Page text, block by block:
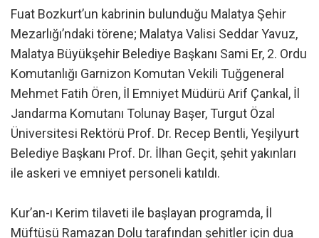
Fuat Bozkurt’un kabrinin bulunduğu Malatya Şehir
Mezarlığı’ndaki törene; Malatya Valisi Seddar Yavuz,
Malatya Büyükşehir Belediye Başkanı Sami Er, 2. Ordu
Komutanlığı Garnizon Komutan Vekili Tuğgeneral
Mehmet Fatih Ören, İl Emniyet Müdürü Arif Çankal, İl
Jandarma Komutanı Tolunay Başer, Turgut Özal
Üniversitesi Rektörü Prof. Dr. Recep Bentli, Yeşilyurt
Belediye Başkanı Prof. Dr. İlhan Geçit, şehit yakınları
ile askeri ve emniyet personeli katıldı.
Kur’an-ı Kerim tilaveti ile başlayan programda, İl
Müftüsü Ramazan Dolu tarafından şehitler için dua